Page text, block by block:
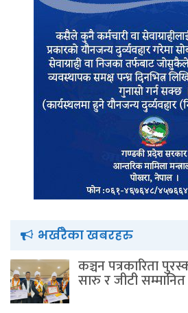
भर्खरैका खबरहरु
कञ्चन पत्रकारिता
सारु र जीटी सम्मानित